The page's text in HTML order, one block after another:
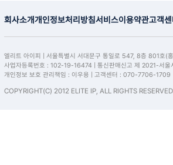
회사소개개인정보처리방침서비스이용약관고객
엘리트 아이피 | 서울특별시 서대문구 통일로 547, 8층 801호(
사업자등록번호 : 102-19-16474 | 통신판매신고 제 2021-서
개인정보 보호 관리책임 : 이우용 | 고객센터 : 070-7706-1709
COPYRIGHT(C) 2012 ELITE IP, ALL RIGHTS